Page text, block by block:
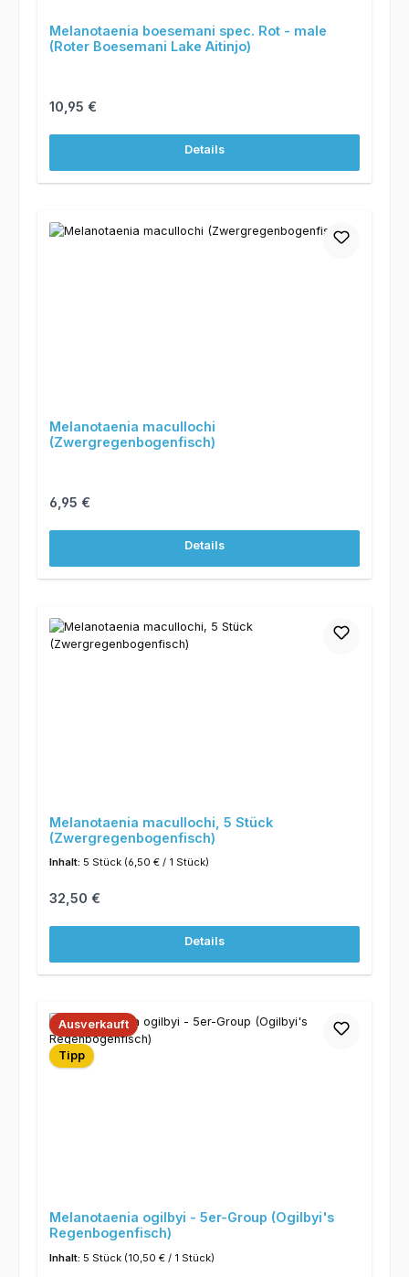
Melanotaenia boesemani spec. Rot - male
(Roter Boesemani Lake Aitinjo)
Regulärer Preis:
10,95 €
Details
Melanotaenia macullochi
(Zwergregenbogenfisch)
Regulärer Preis:
6,95 €
Details
Melanotaenia macullochi, 5 Stück
(Zwergregenbogenfisch)
Inhalt: 5 Stück (6,50 € / 1 Stück)
Regulärer Preis:
32,50 €
Details
Ausverkauft
Tipp
Melanotaenia ogilbyi - 5er-Group (Ogilbyi's
Regenbogenfisch)
Inhalt: 5 Stück (10,50 € / 1 Stück)